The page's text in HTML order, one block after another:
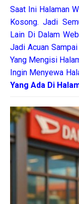
Saat Ini Halaman
Kosong. Jadi
Lain Di Dalam
Jadi Acuan
Yang Mengisi
Ingin Menyewa
Yang Ada Di